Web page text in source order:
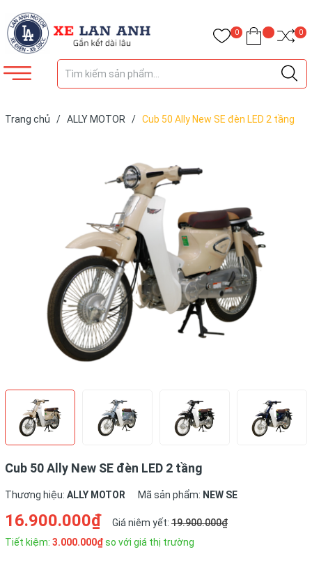
0 0
Trang chủ / ALLY MOTOR / Cub 50 Ally New SE đèn LED 2 tầng
Cub 50 Ally New SE đèn LED 2 tầng
Thương hiệu: ALLY MOTOR Mã sản phẩm: NEW SE
16.900.000₫ Giá niêm yết: 19.900.000₫
Tiết kiệm: 3.000.000₫so với giá thị trường